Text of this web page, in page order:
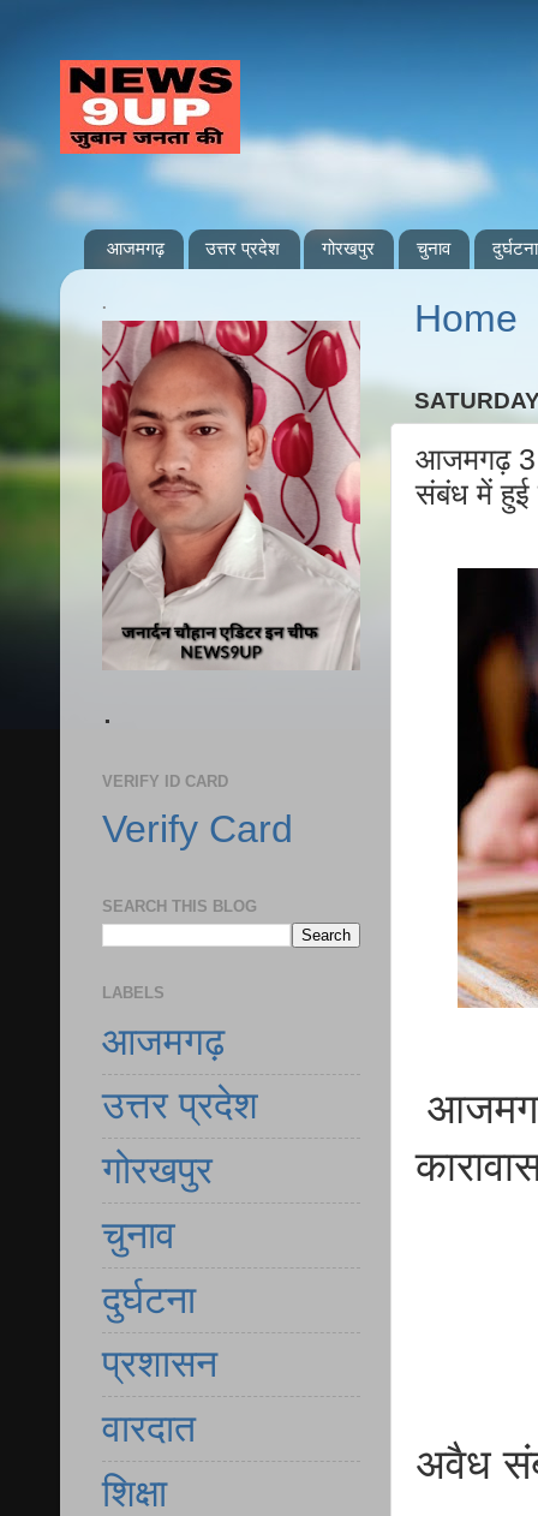
आजमगढ़ उत्तर प्रदेश गोरखपुर चुनाव दुर्घटना
Home
आजमगढ़ 3
संबंध में हुई
अवैध
.
.
VERIFY ID CARD
Verify Card
SEARCH THIS BLOG
LABELS
आजमगढ़
उत्तर प्रदेश
गोरखपुर
चुनाव
दुर्घटना
प्रशासन
वारदात
शिक्षा